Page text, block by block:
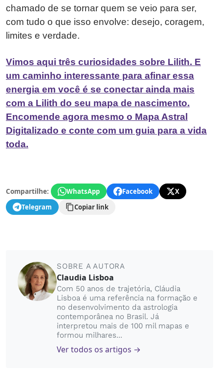
chamado de se tornar quem se veio para ser,
com tudo o que isso envolve: desejo, coragem,
limites e verdade.
Vimos aqui três curiosidades sobre Lilith. E
um caminho interessante para afinar essa
energia em você é se conectar ainda mais
com a Lilith do seu mapa de nascimento.
Encomende agora mesmo o Mapa Astral
Digitalizado e conte com um guia para a vida
toda.
Compartilhe: WhatsApp Facebook
X
Telegram
Copiar link
SOBRE A AUTORA
Claudia Lisboa
Com 50 anos de trajetória, Cláudia
Lisboa é uma referência na formação e
no desenvolvimento da astrologia
contemporânea no Brasil. Já
interpretou mais de 100 mil mapas e
formou milhares...
Ver todos os artigos →